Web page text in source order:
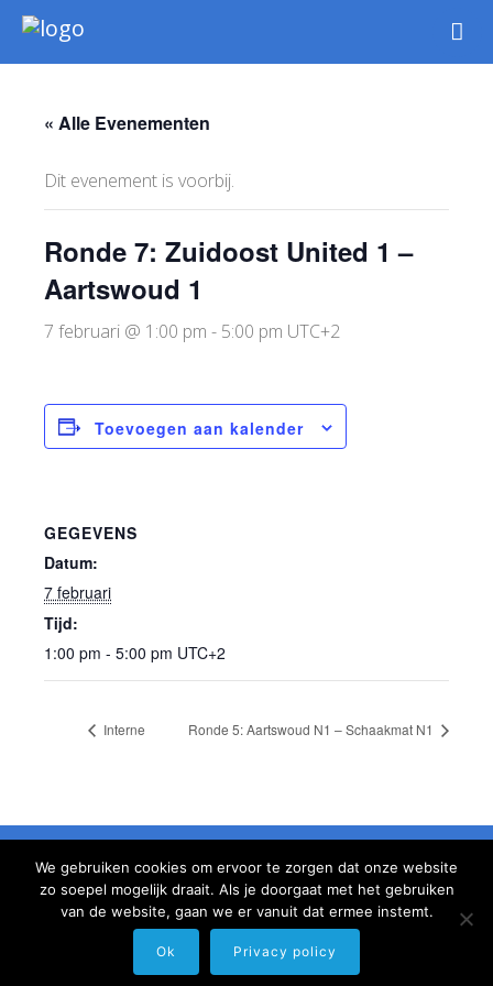
Nieuws
Extern
Jeugd
WSK Toernooi
Agenda
Informatie
Archief
« Alle Evenementen
Dit evenement is voorbij.
Ronde 7: Zuidoost United 1 –
Aartswoud 1
7 februari @ 1:00 pm - 5:00 pm UTC+2
Toevoegen aan kalender
GEGEVENS
Datum:
7 februari
Tijd:
1:00 pm - 5:00 pm UTC+2
Interne Ronde 5: Aartswoud N1 – Schaakmat N1
Informatie Gebruiksvoorwaarden Links
Help
Contact
We gebruiken cookies om ervoor te zorgen dat onze website
zo soepel mogelijk draait. Als je doorgaat met het gebruiken
van de website, gaan we er vanuit dat ermee instemt.
Ok Privacy policy